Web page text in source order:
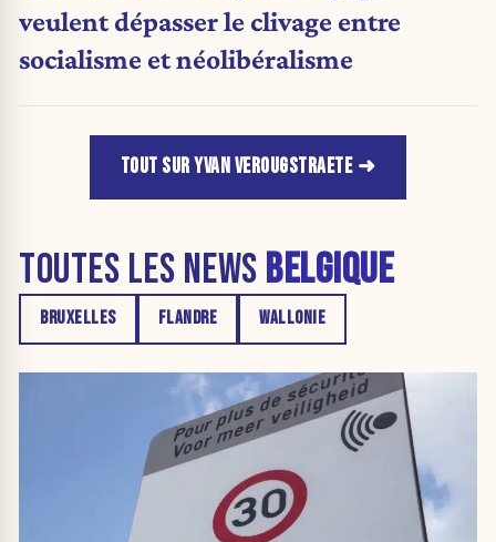
veulent dépasser le clivage entre
socialisme et néolibéralisme
TOUT SUR YVAN VEROUGSTRAETE
TOUTES LES NEWS BELGIQUE
BRUXELLES FLANDRE WALLONIE